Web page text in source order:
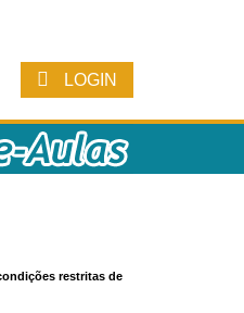
LOGIN
restritas de